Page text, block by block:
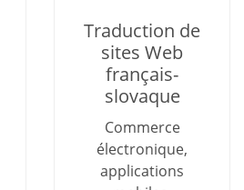
Traduction de
sites Web
français-
slovaque
Commerce
électronique,
applications